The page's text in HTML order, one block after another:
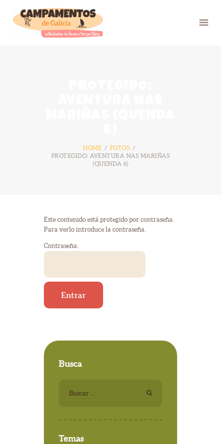
HOME
FOTOS
PROTEGIDO: AVENTURA NAS MARIÑAS
(QUENDA 6)
NÓS
CONTACTO
Este contenido está protegido por contraseña.
Para verlo introduce la contraseña.
Contraseña:
Busca
Temas